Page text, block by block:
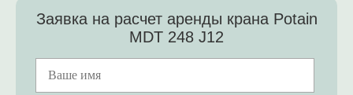
Заявка на расчет аренды крана Potain
MDT 248 J12